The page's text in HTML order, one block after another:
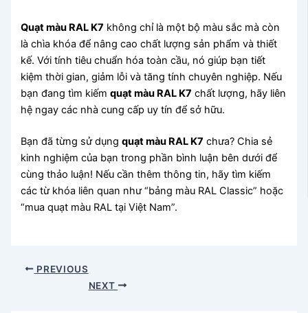
Quạt màu RAL K7 không chỉ là một bộ màu sắc mà còn
là chìa khóa để nâng cao chất lượng sản phẩm và thiết
kế. Với tính tiêu chuẩn hóa toàn cầu, nó giúp bạn tiết
kiệm thời gian, giảm lỗi và tăng tính chuyên nghiệp. Nếu
bạn đang tìm kiếmquạt màu RAL K7 chất lượng, hãy liên
hệ ngay các nhà cung cấp uy tín để sở hữu.
Bạn đã từng sử dụngquạt màu RAL K7 chưa? Chia sẻ
kinh nghiệm của bạn trong phần bình luận bên dưới để
cùng thảo luận! Nếu cần thêm thông tin, hãy tìm kiếm
các từ khóa liên quan như “bảng màu RAL Classic” hoặc
“mua quạt màu RAL tại Việt Nam”.
PREVIOUS
NEXT